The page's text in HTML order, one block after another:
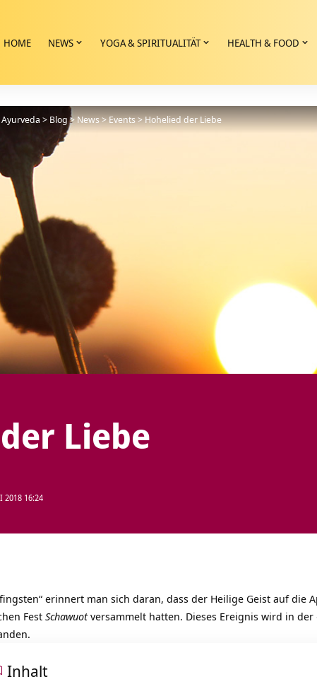
HOME NEWS YOGA & SPIRITUALITÄT HEALTH & FOOD
> Blog>News>Events>Hohelied der Liebe
Liebe
2018 16:24
erinnert man sich daran, dass der Heilige Geist auf die
Fest Schawuotversammelt hatten. Dieses Ereignis wird in
Inhalt